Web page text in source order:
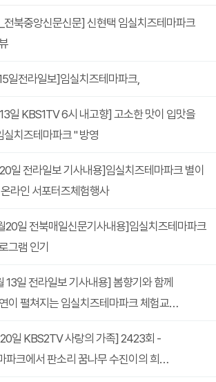
전북중앙신문신문] 신현택 임실치즈테마파크
일전라일보]임실치즈테마파크,
일 KBS1TV 6시 내고향] 고소한 맛이 입맛을
실치즈테마파크 " 방영
일 전라일보 기사내용]임실치즈테마파크 별이
라인 서포터즈체험행사
20일 전북매일신문기사내용]임실치즈테마파크
그램 인기
13일 전라일보 기사내용] 봄향기와 함께
이 펼쳐지는 임실치즈테마파크 체험교…
일 KBS2TV 사랑의 가족] 2423회 -
파크에서 판소리 꿈나무 수진이의 희…